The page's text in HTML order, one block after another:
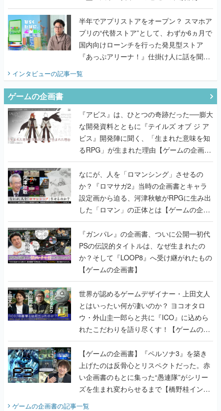
うこだわりをプロデューサーに聞いた
半年でアプリストアをオープン？ スマホア
プリの“代替ストア”として、わずか6ヵ月で
国内向けローンチを行った発見型ストア
『あっぷアリーナ！』仕掛け人に話を聞い
インタビューの記事一覧
ゲームの企画書
『アビス』は、ひとつの奇跡だった──膨大
な開発資料とともに『テイルズ オブ ジ ア
ビス』開発陣に聞く、「生まれた意味を知
るRPG」が生まれた理由【ゲームの企画
書】
なにが、人を「ロマンシング」させるの
か？『ロマサガ2』当時の企画書とキャラ
設定画から迫る、河津秋敏がRPGに生み出
した「ロマン」の正体とは【ゲームの企画
書】
『ガンパレ』の企画書、ついに公開━初代
PSの伝説的タイトルは、なぜ生まれたの
か？そして『LOOP8』へ受け継がれたもの
【ゲームの企画書】
世界が認めるゲームデザイナー・上田文人
とはいったい何が凄いのか？ ヨコオタロ
ウ・外山圭一郎らと共に『ICO』に込めら
れたこだわりを語り尽くす！【ゲームの企
画書】
【ゲームの企画書】『ペルソナ3』を築き
上げたのは反骨心とリスペクトだった。赤
い企画書のもとに集った“愚連隊”がシリー
ズを生まれ変わらせるまで【橋野桂インタ
ゲームの企画書の記事一覧